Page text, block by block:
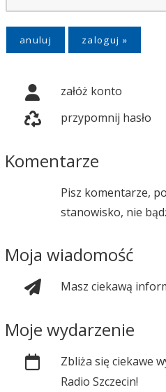
anuluj
załóż konto
przypomnij hasło
Komentarze
Pisz komentarze,
stanowisko, nie
Moja wiadomość
Masz ciekawą
Moje wydarzenie
Zbliża się ciekawe
Radio Szczecin!